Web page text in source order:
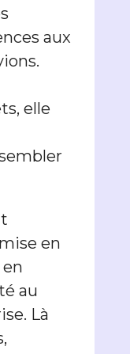
aux
elle
en
au
Là